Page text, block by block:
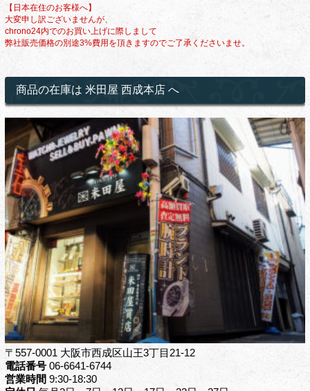
【日本在住のお客様へ】
大変申し訳ございませんが、
chrono24内でのお買い上げに際しまして
弊社販売価格の別途3%費用を頂きますのでご了承くださいませ。
商品の在庫は 米田屋 西成本店 へ
〒557-0001 大阪市西成区山王3丁目21-12
電話番号06-6641-6744
営業時間 9:30-18:30